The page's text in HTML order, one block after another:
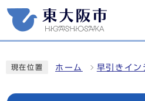
現在位置 ホーム 早引きイン